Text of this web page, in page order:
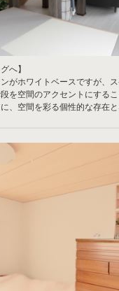
へ】
がホワイトベースですが、
を空間のアクセントにする
、空間を彩る個性的な存在と